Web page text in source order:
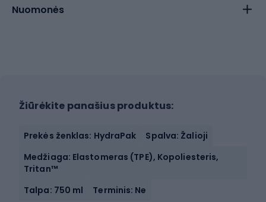
Nuomonės
Žiūrėkite panašius produktus:
Prekės ženklas: HydraPak
Spalva: Žalioji
Medžiaga: Elastomeras (TPE), Kopoliesteris,
Tritan™
Talpa: 750 ml
Terminis: Ne